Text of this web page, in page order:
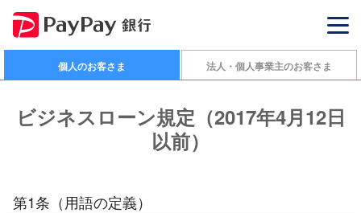
個人のお客さま 法人・個人事業主のお客さま
ビジネスローン規定（2017年4月12日
以前）
第1条（用語の定義）